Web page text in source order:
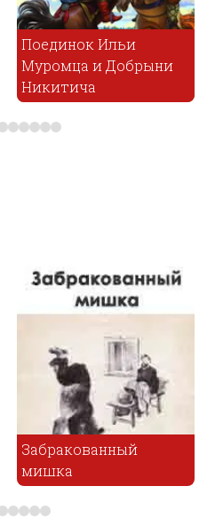
Ильи
и Добрыни
Забракованный
мишка